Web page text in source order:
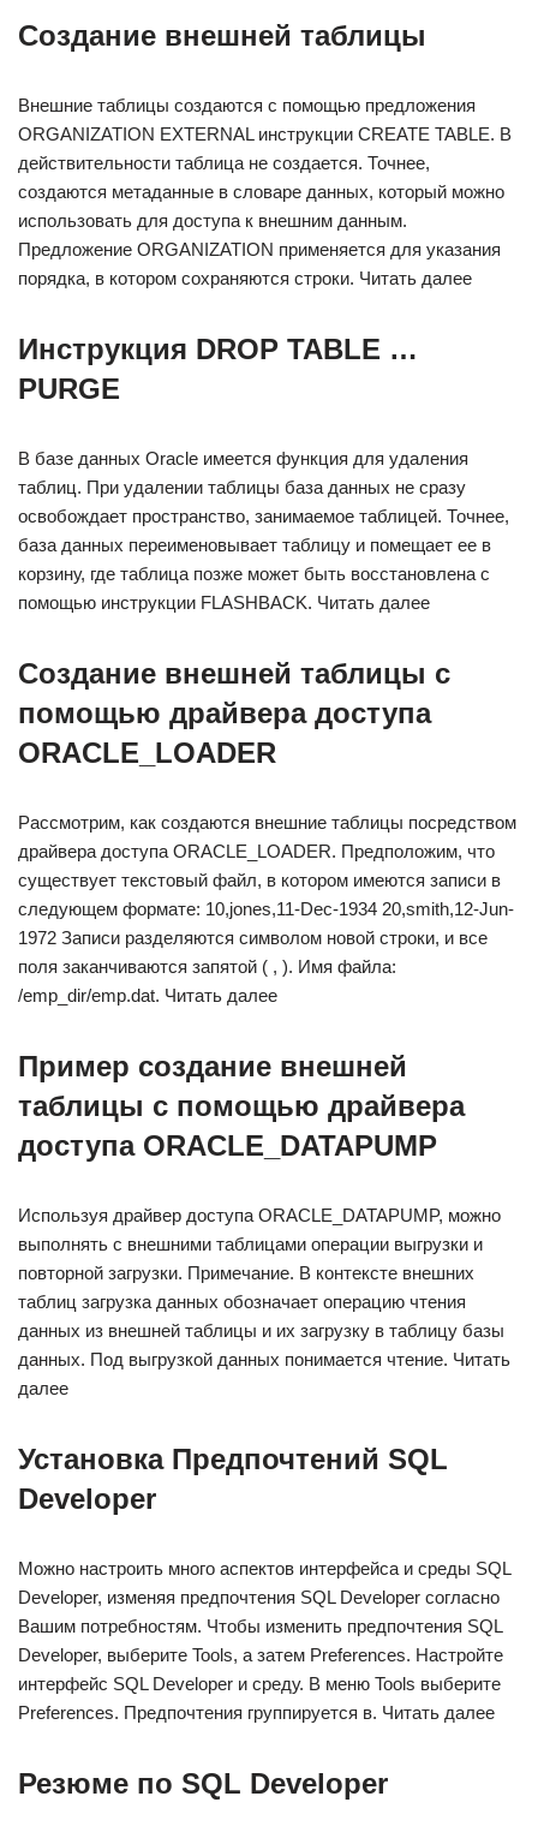
Создание внешней таблицы
Внешние таблицы создаются с помощью предложения
ORGANIZATION EXTERNAL инструкции CREATE TABLE. В
действительности таблица не создается. Точнее,
создаются метаданные в словаре данных, который можно
использовать для доступа к внешним данным.
Предложение ORGANIZATION применяется для указания
порядка, в котором сохраняются строки. Читать далее
Инструкция DROP TABLE …
PURGE
В базе данных Oracle имеется функция для удаления
таблиц. При удалении таблицы база данных не сразу
освобождает пространство, занимаемое таблицей. Точнее,
база данных переименовывает таблицу и помещает ее в
корзину, где таблица позже может быть восстановлена с
помощью инструкции FLASHBACK. Читать далее
Создание внешней таблицы с
помощью драйвера доступа
ORACLE_LOADER
Рассмотрим, как создаются внешние таблицы посредством
драйвера доступа ORACLE_LOADER. Предположим, что
существует текстовый файл, в котором имеются записи в
следующем формате: 10,jones,11-Dec-1934 20,smith,12-Jun-
1972 Записи разделяются символом новой строки, и все
поля заканчиваются запятой ( , ). Имя файла:
/emp_dir/emp.dat. Читать далее
Пример создание внешней
таблицы с помощью драйвера
доступа ORACLE_DATAPUMP
Используя драйвер доступа ORACLE_DATAPUMP, можно
выполнять с внешними таблицами операции выгрузки и
повторной загрузки. Примечание. В контексте внешних
таблиц загрузка данных обозначает операцию чтения
данных из внешней таблицы и их загрузку в таблицу базы
данных. Под выгрузкой данных понимается чтение. Читать
далее
Установка Предпочтений SQL
Developer
Можно настроить много аспектов интерфейса и среды SQL
Developer, изменяя предпочтения SQL Developer согласно
Вашим потребностям. Чтобы изменить предпочтения SQL
Developer, выберите Tools, а затем Preferences. Настройте
интерфейс SQL Developer и среду. В меню Tools выберите
Preferences. Предпочтения группируется в. Читать далее
Резюме по SQL Developer